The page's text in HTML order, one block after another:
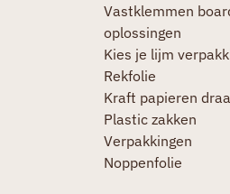
Vastklemmen
oplossingen
Kies je lijm
Rekfolie
Kraft papieren
Plastic zakken
Verpakkingen
Noppenfolie